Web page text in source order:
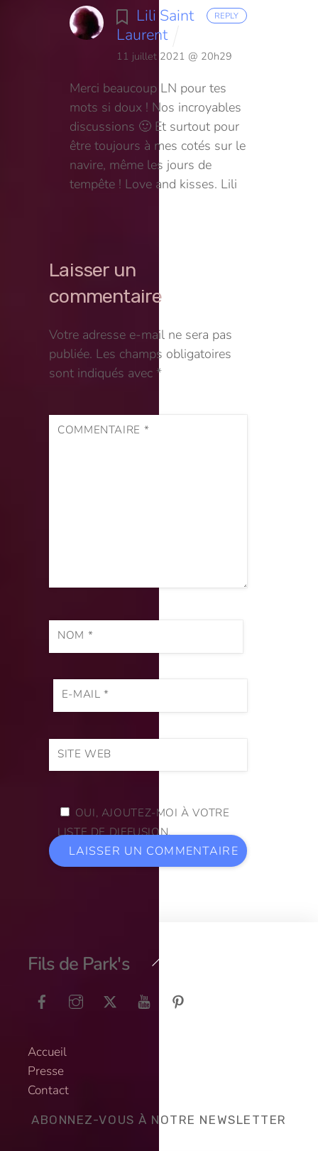
Lili Saint
Laurent
11 juillet 2021 @ 20h29
Merci beaucoup LN pour tes
mots si doux ! Nos incroyables
discussions 🙂 Et surtout pour
être toujours à mes cotés sur le
navire, même les jours de
tempête ! Love and kisses. Lili
REPLY
Laisser un
commentaire
Votre adresse e-mail ne sera pas
publiée. Les champs obligatoires
sont indiqués avec *
COMMENTAIRE *
NOM *
E-MAIL*
SITE WEB
OUI, AJOUTEZ-MOI À VOTRE
LISTE DE DIFFUSION.
Back
Top
Fils de Park's
Accueil
Presse
Contact
ABONNEZ-VOUS À NOTRE NEWSLETTER